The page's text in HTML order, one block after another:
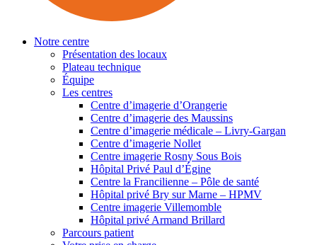
Notre centre
Présentation des locaux
Plateau technique
Équipe
Les centres
Centre d’imagerie d’Orangerie
Centre d’imagerie des Maussins
Centre d’imagerie médicale – Livry-Gargan
Centre d’imagerie Nollet
Centre imagerie Rosny Sous Bois
Hôpital Privé Paul d’Égine
Centre la Francilienne – Pôle de santé
Hôpital privé Bry sur Marne – HPMV
Centre imagerie Villemomble
Hôpital privé Armand Brillard
Parcours patient